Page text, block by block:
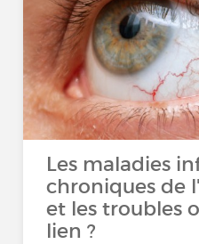
Les maladies
chroniques de
et les troubles
lien ?